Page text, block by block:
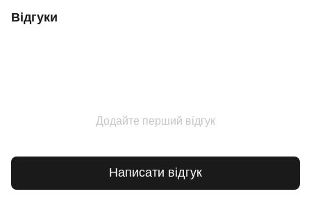
Відгуки
Додайте перший відгук
Написати відгук